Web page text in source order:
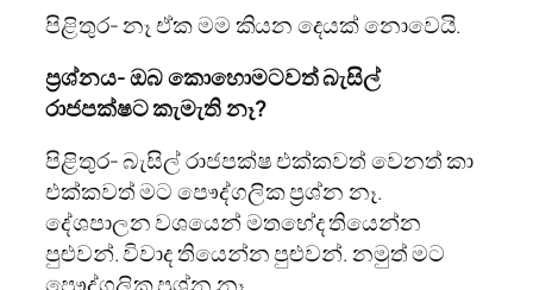
පිළිතුර- නෑ ඒක මම කියන දෙයක් නොවෙයි.
ප්‍රශ්නය- ඔබ කොහොමටවත් බැසිල්
රාජපක්ෂට කැමැති නෑ?
පිළිතුර- බැසිල් රාජපක්ෂ එක්කවත් වෙනත් කා
එක්කවත් මට පෞද්ගලික ප්‍රශ්න නෑ.
දේශපාලන වශයෙන් මතභේද තියෙන්න
පුළුවන්. විවාද තියෙන්න පුළුවන්. නමුත් මට
පෞද්ගලික ප්‍රශ්න නෑ.